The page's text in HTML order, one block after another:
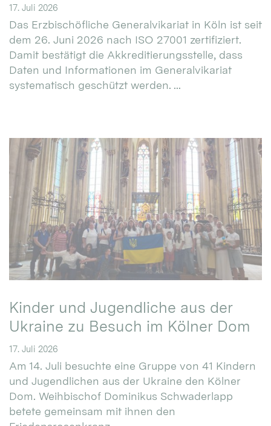
17. Juli 2026
Das Erzbischöfliche Generalvikariat in Köln ist seit
dem 26. Juni 2026 nach ISO 27001 zertifiziert.
Damit bestätigt die Akkreditierungsstelle, dass
Daten und Informationen im Generalvikariat
systematisch geschützt werden. ...
Kinder und Jugendliche aus der
Ukraine zu Besuch im Kölner Dom
17. Juli 2026
Am 14. Juli besuchte eine Gruppe von 41 Kindern
und Jugendlichen aus der Ukraine den Kölner
Dom. Weihbischof Dominikus Schwaderlapp
betete gemeinsam mit ihnen den